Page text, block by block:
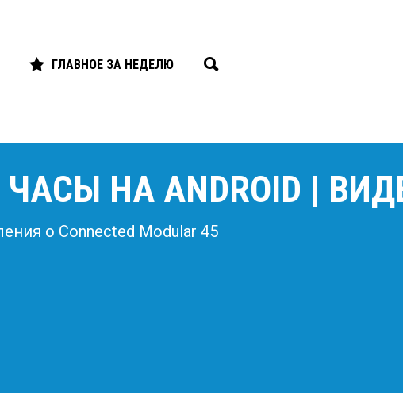
ГЛАВНОЕ ЗА НЕДЕЛЮ
НА ANDROID |
о Connected Modular 45